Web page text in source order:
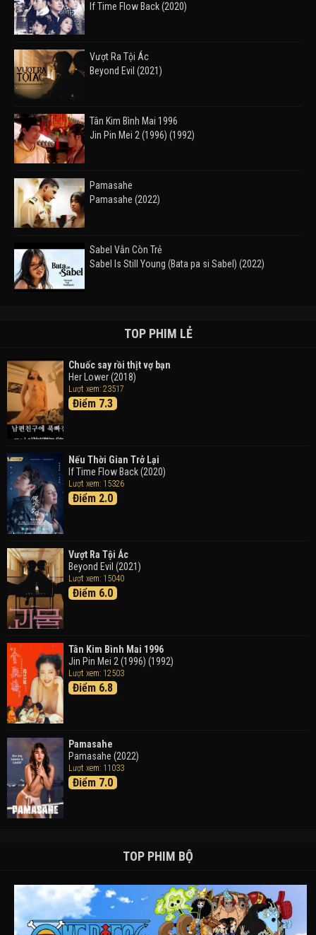
If Time Flow Back (2020)
Vượt Ra Tội Ác
Beyond Evil (2021)
Tân Kim Bình Mai 1996
Jin Pin Mei 2 (1996) (1992)
Pamasahe
Pamasahe (2022)
Sabel Vẫn Còn Trẻ
Sabel Is Still Young (Bata pa si Sabel) (2022)
Takas (2024)
Thám Tử Lừng Danh Conan 26: Tàu Ngầm Sắt Màu
Đen
Detective Conan: Black Iron Submarine (2023)
Trong Tranh
Doraemon the Movie: Nobita's Art World Tales (2025)
Tháng Ngày Tươi Đẹp
TOP PHIM LẺ
Chuốc say rồi thịt vợ bạn
Her Lower (2018)
Lượt xem: 23517
Điểm 7.3
Nếu Thời Gian Trở Lại
If Time Flow Back (2020)
Lượt xem: 15326
Điểm 2.0
Vượt Ra Tội Ác
Beyond Evil (2021)
Lượt xem: 15040
Điểm 6.0
Tân Kim Bình Mai 1996
Jin Pin Mei 2 (1996) (1992)
Lượt xem: 12503
Điểm 6.8
Pamasahe
Pamasahe (2022)
Lượt xem: 11033
Điểm 7.0
TOP PHIM BỘ